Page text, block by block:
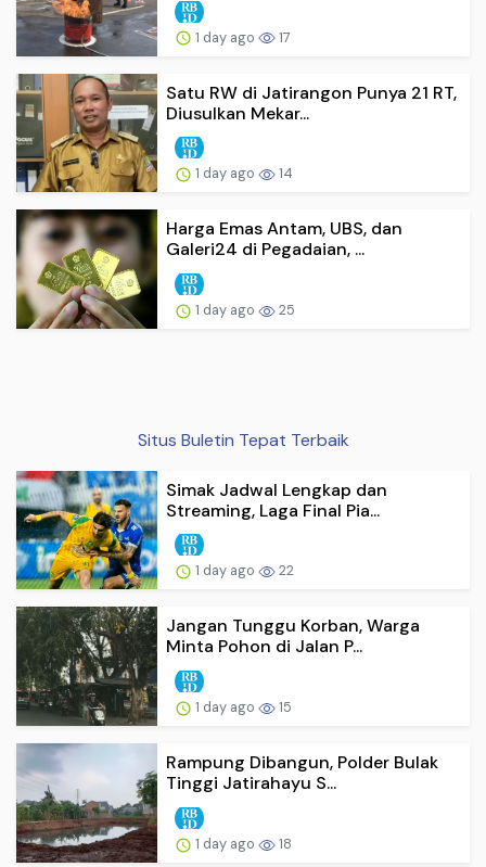
1 day ago 17
Satu RW di Jatirangon Punya 21 RT,
Diusulkan Mekar...
1 day ago 14
Harga Emas Antam, UBS, dan
Galeri24 di Pegadaian, ...
1 day ago 25
Situs Buletin Tepat Terbaik
Simak Jadwal Lengkap dan
Streaming, Laga Final Pia...
1 day ago 22
Jangan Tunggu Korban, Warga
Minta Pohon di Jalan P...
1 day ago 15
Rampung Dibangun, Polder Bulak
Tinggi Jatirahayu S...
1 day ago 18